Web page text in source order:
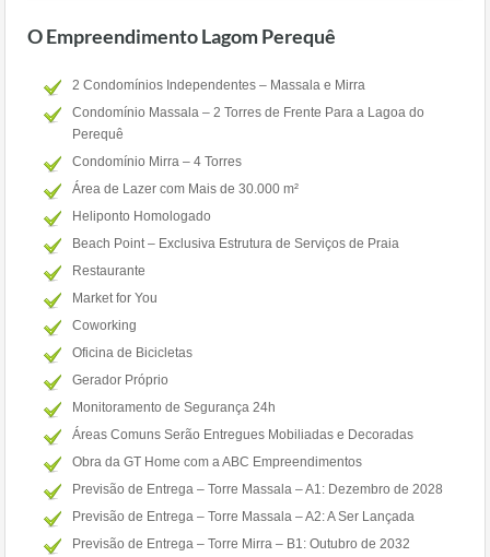
O Empreendimento Lagom Perequê
2 Condomínios Independentes – Massala e Mirra
Condomínio Massala – 2 Torres de Frente Para a Lagoa do
Perequê
Condomínio Mirra – 4 Torres
Área de Lazer com Mais de 30.000 m²
Heliponto Homologado
Beach Point – Exclusiva Estrutura de Serviços de Praia
Restaurante
Market for You
Coworking
Oficina de Bicicletas
Gerador Próprio
Monitoramento de Segurança 24h
Áreas Comuns Serão Entregues Mobiliadas e Decoradas
Obra da GT Home com a ABC Empreendimentos
Previsão de Entrega – Torre Massala – A1: Dezembro de 2028
Previsão de Entrega – Torre Massala – A2: A Ser Lançada
Previsão de Entrega – Torre Mirra – B1: Outubro de 2032